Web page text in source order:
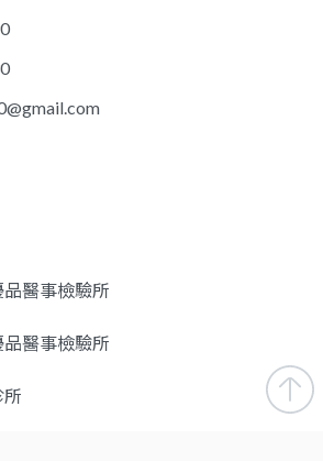
醫事檢驗所
醫事檢驗所